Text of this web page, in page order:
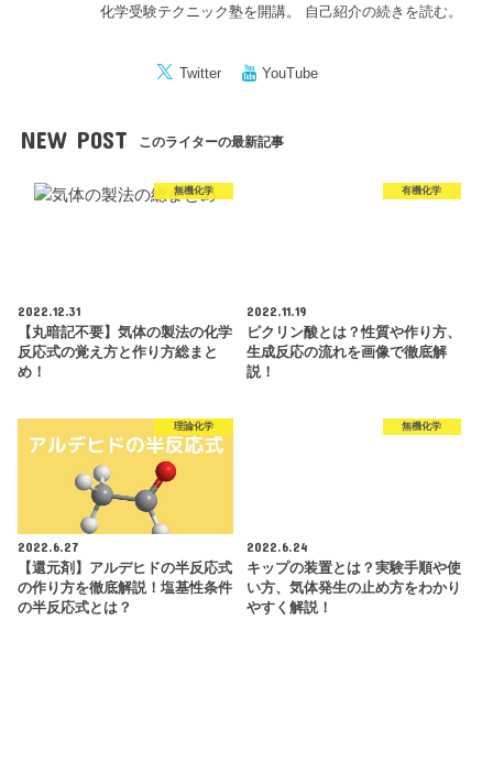
化学受験テクニック塾を開講。 自己紹介の続きを読む。
Twitter YouTube
NEW POST このライターの最新記事
無機化学
2022.12.31
【丸暗記不要】気体の製法の化学
反応式の覚え方と作り方総まと
め！
有機化学
2022.11.19
ピクリン酸とは？性質や作り方、
生成反応の流れを画像で徹底解
説！
理論化学
2022.6.27
【還元剤】アルデヒドの半反応式
の作り方を徹底解説！塩基性条件
の半反応式とは？
無機化学
2022.6.24
キップの装置とは？実験手順や使
い方、気体発生の止め方をわかり
やすく解説！